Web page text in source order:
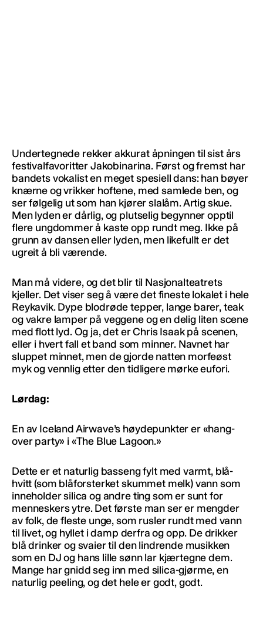
Undertegnede rekker akkurat åpningen til sist års
festivalfavoritter Jakobinarina. Først og fremst har
bandets vokalist en meget spesiell dans: han bøyer
knærne og vrikker hoftene, med samlede ben, og
ser følgelig ut som han kjører slalåm. Artig skue.
Men lyden er dårlig, og plutselig begynner opptil
flere ungdommer å kaste opp rundt meg. Ikke på
grunn av dansen eller lyden, men likefullt er det
ugreit å bli værende.
Man må videre, og det blir til Nasjonalteatrets
kjeller. Det viser seg å være det fineste lokalet i hele
Reykavik. Dype blodrøde tepper, lange barer, teak
og vakre lamper på veggene og en delig liten scene
med flott lyd. Og ja, det er Chris Isaak på scenen,
eller i hvert fall et band som minner. Navnet har
sluppet minnet, men de gjorde natten morfeøst
myk og vennlig etter den tidligere mørke eufori.
Lørdag:
En av Iceland Airwave’s høydepunkter er «hang-
over party» i «The Blue Lagoon.»
Dette er et naturlig basseng fylt med varmt, blå-
hvitt (som blåforsterket skummet melk) vann som
inneholder silica og andre ting som er sunt for
menneskers ytre. Det første man ser er mengder
av folk, de fleste unge, som rusler rundt med vann
til livet, og hyllet i damp derfra og opp. De drikker
blå drinker og svaier til den lindrende musikken
som en DJ og hans lille sønn lar kjærtegne dem.
Mange har gnidd seg inn med silica-gjørme, en
naturlig peeling, og det hele er godt, godt.